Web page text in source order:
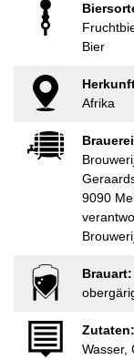
Bier
Afrika
9090
Brauart:
Zutaten:
Wasser,